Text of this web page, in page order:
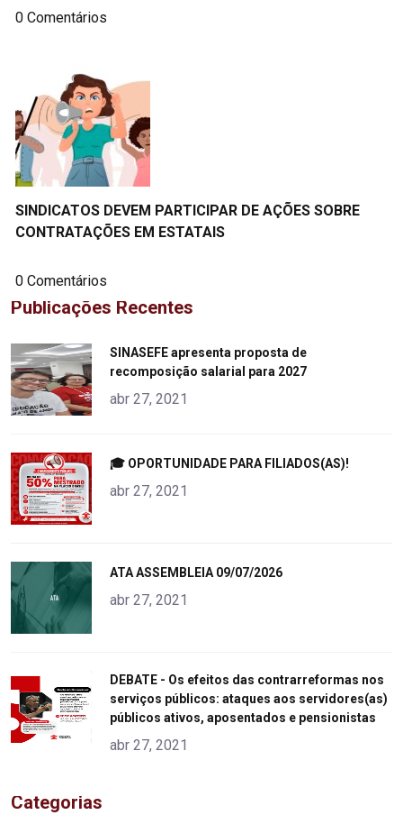
0 Comentários
SINDICATOS DEVEM PARTICIPAR DE AÇÕES SOBRE
CONTRATAÇÕES EM ESTATAIS
0 Comentários
Publicações Recentes
alt="product">
SINASEFE apresenta proposta de
recomposição salarial para 2027
abr 27, 2021
alt="product">
🎓 OPORTUNIDADE PARA FILIADOS(AS)!
abr 27, 2021
alt="product">
ATA ASSEMBLEIA 09/07/2026
abr 27, 2021
alt="product">
DEBATE - Os efeitos das contrarreformas nos
serviços públicos: ataques aos servidores(as)
públicos ativos, aposentados e pensionistas
abr 27, 2021
Categorias